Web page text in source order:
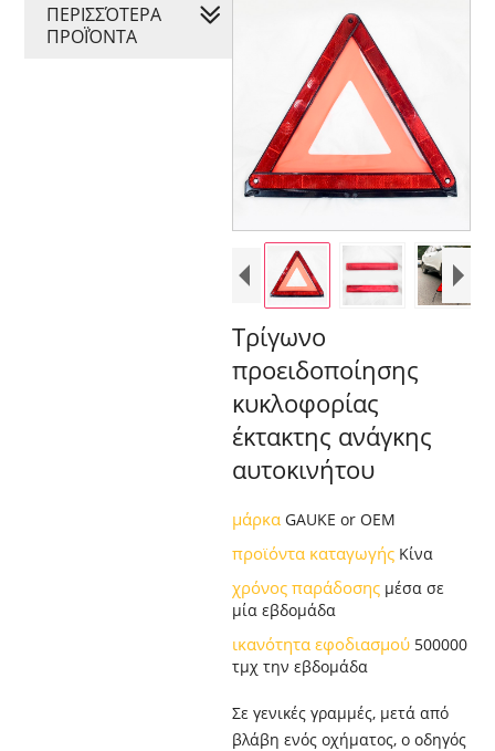
Τρίγωνο
προειδοποίησης
κυκλοφορίας
έκτακτης ανάγκης
αυτοκινήτου
μάρκα GAUKE or OEM
προϊόντα καταγωγής Κίνα
χρόνος παράδοσης μέσα σε
μία εβδομάδα
ικανότητα εφοδιασμού 500000
τμχ την εβδομάδα
Σε γενικές γραμμές, μετά από
βλάβη ενός οχήματος, ο οδηγός
ΠΕΡΙΣΣΌΤΕΡΑ
ΠΡΟΪΌΝΤΑ